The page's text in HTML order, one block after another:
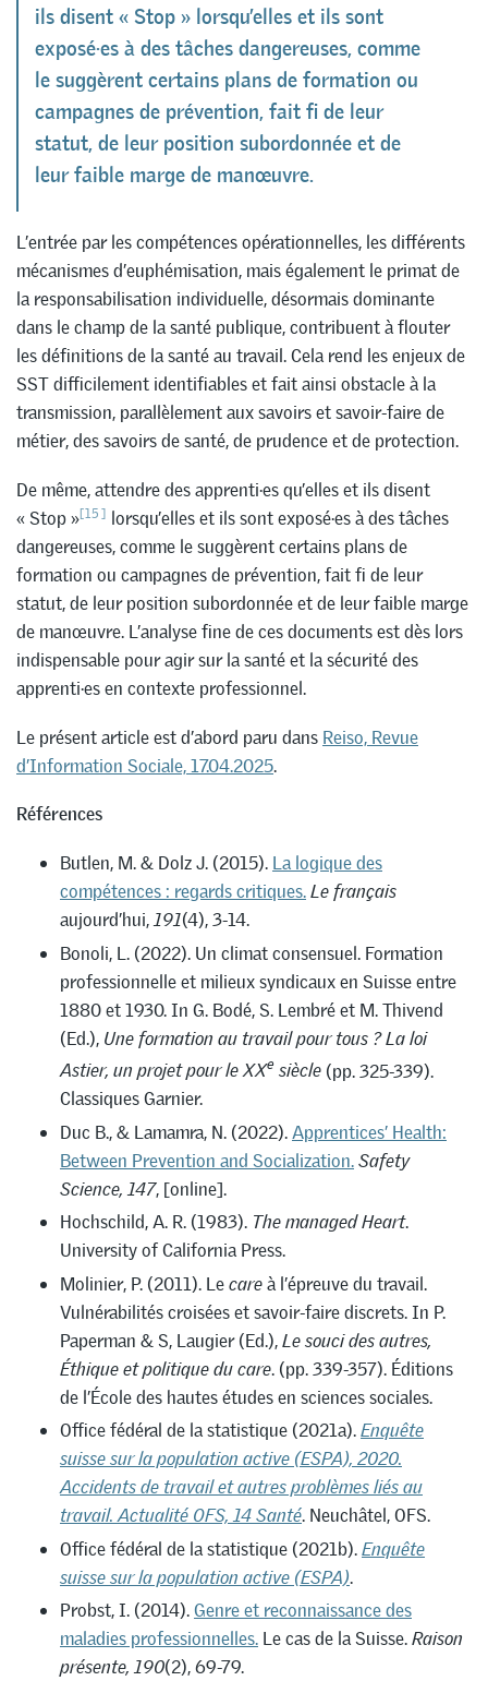
ils disent « Stop » lorsqu’elles et ils sont
exposé·es à des tâches dangereuses, comme
le suggèrent certains plans de formation ou
campagnes de prévention, fait fi de leur
statut, de leur position subordonnée et de
leur faible marge de manœuvre.
L’entrée par les compétences opérationnelles, les différents
mécanismes d’euphémisation, mais également le primat de
la responsabilisation individuelle, désormais dominante
dans le champ de la santé publique, contribuent à flouter
les définitions de la santé au travail. Cela rend les enjeux de
SST difficilement identifiables et fait ainsi obstacle à la
transmission, parallèlement aux savoirs et savoir-faire de
métier, des savoirs de santé, de prudence et de protection.
De même, attendre des apprenti·es qu’elles et ils disent
« Stop »[15] lorsqu’elles et ils sont exposé·es à des tâches
dangereuses, comme le suggèrent certains plans de
formation ou campagnes de prévention, fait fi de leur
statut, de leur position subordonnée et de leur faible marge
de manœuvre. L’analyse fine de ces documents est dès lors
indispensable pour agir sur la santé et la sécurité des
apprenti·es en contexte professionnel.
Le présent article est d’abord paru dans Reiso, Revue
d’Information Sociale, 17.04.2025.
Références
Butlen, M. & Dolz J. (2015). La logique des
compétences : regards critiques.Le français
aujourd’hui,191(4), 3-14.
Bonoli, L. (2022). Un climat consensuel. Formation
professionnelle et milieux syndicaux en Suisse entre
1880 et 1930. In G. Bodé, S. Lembré et M. Thivend
(Ed.), Une formation au travail pour tous ? La loi
Astier, un projet pour le XXe siècle (pp. 325-339).
Classiques Garnier.
Duc B., & Lamamra, N. (2022).Apprentices’ Health:
Between Prevention and Socialization.Safety
Science, 147, [online].
Hochschild, A. R. (1983). The managed Heart.
University of California Press.
Molinier, P. (2011). Lecareà l’épreuve du travail.
Vulnérabilités croisées et savoir-faire discrets. In P.
Paperman & S, Laugier (Ed.),Le souci des autres,
Éthique et politique du care. (pp. 339-357). Éditions
de l’École des hautes études en sciences sociales.
Office fédéral de la statistique (2021a).Enquête
suisse sur la population active (ESPA), 2020.
Accidents de travail et autres problèmes liés au
travail.Actualité OFS, 14 Santé. Neuchâtel, OFS.
Office fédéral de la statistique (2021b).Enquête
suisse sur la population active (ESPA).
Probst, I. (2014).Genre et reconnaissance des
maladies professionnelles. Le cas de la Suisse.Raison
présente, 190(2), 69-79.